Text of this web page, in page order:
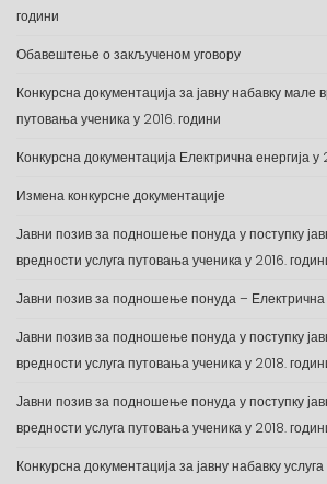
години
Обавештење о закљученом уговору
Конкурсна документација за јавну набавку мале
путовања ученика у 2016. години
Конкурсна документација Електрична енергија у
Измена конкурсне документације
Јавни позив за подношење понуда у поступку
вредности услуга путовања ученика у 2016.
Јавни позив за подношење понуда – Електрична
Јавни позив за подношење понуда у поступку
вредности услуга путовања ученика у 2018.
Јавни позив за подношење понуда у поступку
вредности услуга путовања ученика у 2018.
Конкурсна документација за јавну набавку